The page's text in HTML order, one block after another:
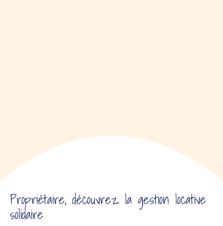
Propriétaire, découvrez la gestion locative
solidaire